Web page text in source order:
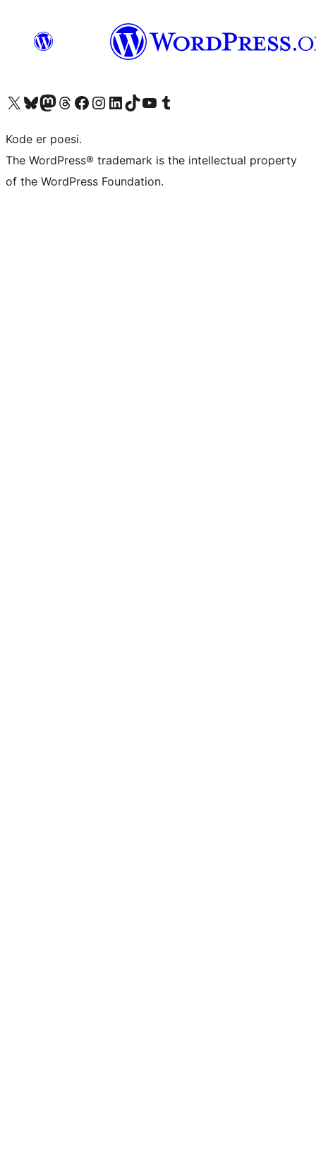
Besøg vores X (tidligere Twitter) konto
Besøg vores Bluesky-konto
Besøg vores Mastodon konto
Besøg vores Threads-konto
Besøg vores Facebook sideBesøg vores Instagram konto
Besøg vores LinkedIn konto
Besøg vores TikTok-konto
Besøg vores YouTube-kanalBesøg vores Tumblr-konto
Kode er poesi.
The WordPress® trademark is the intellectual property
of the WordPress Foundation.